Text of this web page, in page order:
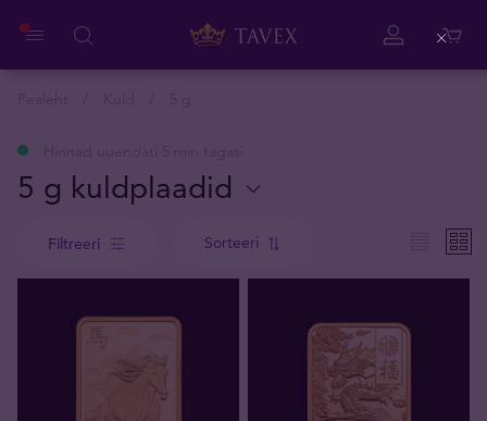
5 g kuldplaadid
Filtreeri Sorteeri
Close